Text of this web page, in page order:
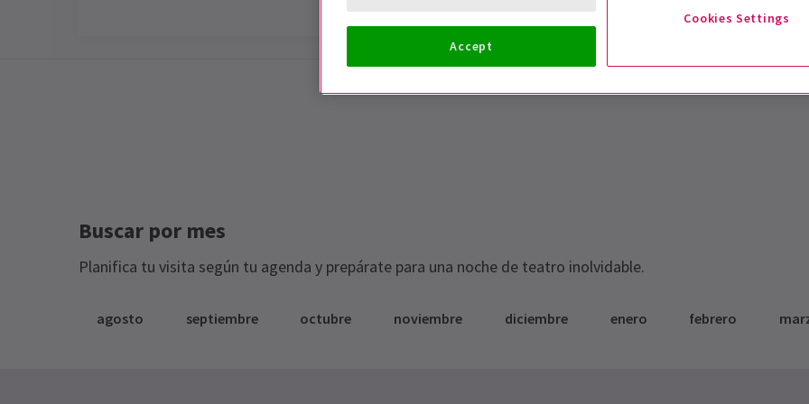
Buscar por mes
Planifica tu visita según tu agenda y prepárate para una noche de teatro inolvidable.
agosto septiembre octubre noviembre diciembre enero febrero
Cookies Settings
Accept